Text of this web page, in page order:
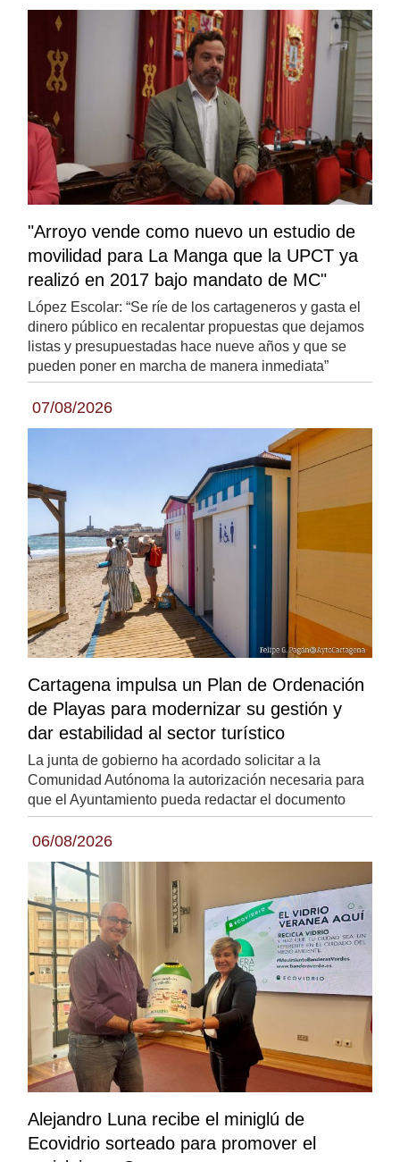
"Arroyo vende como nuevo un estudio de
movilidad para La Manga que la UPCT ya
realizó en 2017 bajo mandato de MC"
López Escolar: “Se ríe de los cartageneros y gasta el
dinero público en recalentar propuestas que dejamos
listas y presupuestadas hace nueve años y que se
pueden poner en marcha de manera inmediata”
07/08/2026
Cartagena impulsa un Plan de Ordenación
de Playas para modernizar su gestión y
dar estabilidad al sector turístico
La junta de gobierno ha acordado solicitar a la
Comunidad Autónoma la autorización necesaria para
que el Ayuntamiento pueda redactar el documento
06/08/2026
Alejandro Luna recibe el miniglú de
Ecovidrio sorteado para promover el